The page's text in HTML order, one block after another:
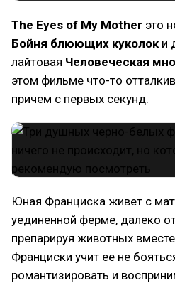
The Eyes of My Mother это
Бойня блюющих куколоки
лайтовая Человеческая
этом фильме что-то
причем с первых секунд.
Юная Франциска живет с
уединенной ферме, далеко
препарируя животных
Франциски учит ее не
романтизировать и